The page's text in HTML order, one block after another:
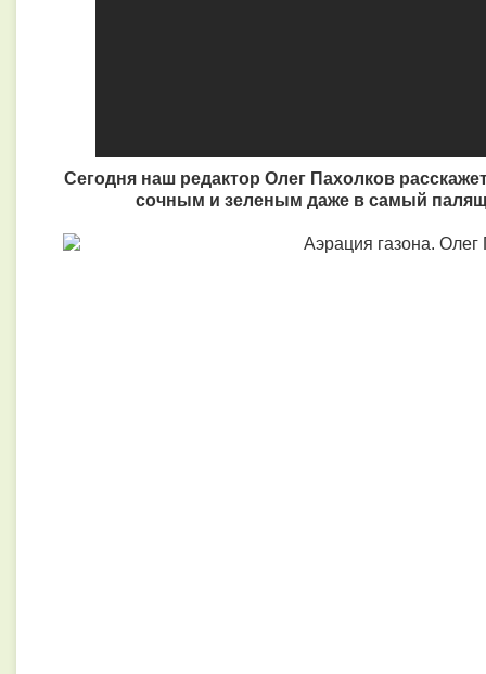
Сегодня наш редактор Олег Пахолков
сочным и зеленым даже в самый